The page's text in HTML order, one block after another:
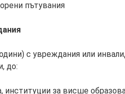
пътувания
с увреждания или
до:
институции за висше